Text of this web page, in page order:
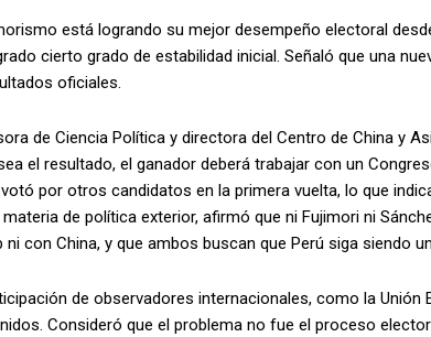
está logrando su mejor desempeño electoral
cierto grado de estabilidad inicial. Señaló que una
oficiales.
de Ciencia Política y directora del Centro de China y
el resultado, el ganador deberá trabajar con un
por otros candidatos en la primera vuelta, lo que
de política exterior, afirmó que ni Fujimori ni
con China, y que ambos buscan que Perú siga siendo
de observadores internacionales, como la Unión
Consideró que el problema no fue el proceso